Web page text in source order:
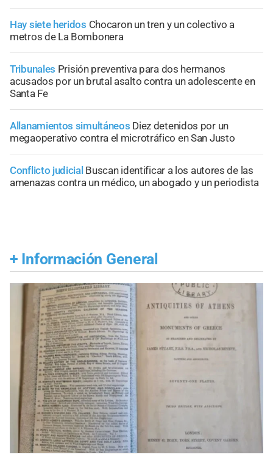
Hay siete heridos Chocaron un tren y un colectivo a
metros de La Bombonera
Tribunales Prisión preventiva para dos hermanos
acusados por un brutal asalto contra un adolescente en
Santa Fe
Allanamientos simultáneos Diez detenidos por un
megaoperativo contra el microtráfico en San Justo
Conflicto judicial Buscan identificar a los autores de las
amenazas contra un médico, un abogado y un periodista
+ Información General